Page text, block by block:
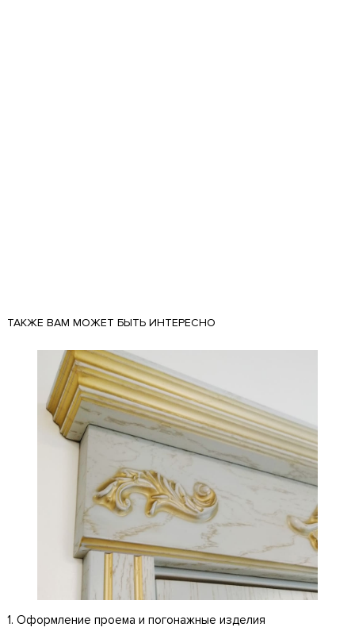
ТАКЖЕ ВАМ МОЖЕТ БЫТЬ ИНТЕРЕСНО
1. Оформление проема и погонажные изделия